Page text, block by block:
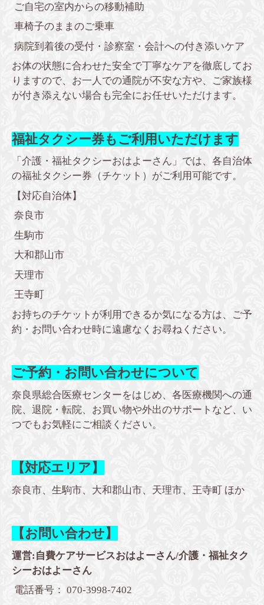
ご自宅の室内からの移動補助
車椅子のままのご乗車
病院到着後の受付・診察室・会計への付き添いケア
お体の状態に合わせた安全で丁寧なケアを徹底してお
りますので、お一人での通院が不安な方や、ご家族様
が付き添えない場合も完全にお任せいただけます。
福祉タクシー券もご利用いただけます
「介護・福祉タクシーおはよーさん」では、各自治体
の福祉タクシー券（チケット）がご利用可能です。
【対応自治体】
奈良市
生駒市
大和郡山市
天理市
王寺町
お持ちのチケットが利用できるか気になる方は、ご予
約・お問い合わせ時に遠慮なくお尋ねください。
ご予約・お問い合わせについて
奈良県総合医療センターをはじめ、各医療機関への通
院、退院・転院、お買い物や外出のサポートなど、い
つでもお気軽にご相談ください。
【対応エリア】
奈良市、生駒市、大和郡山市、天理市、王寺町 ほか
【お問い合わせ】
運営:自費ケアサービスおはよーさん/介護・福祉タク
シーおはよーさん
電話番号： 070-3998-7402